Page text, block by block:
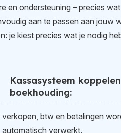
en ondersteuning – precies
aan te passen aan jouw
je kiest precies wat je nodig
Kassasysteem
boekhouding:
verkopen, btw en betalingen
automatisch verwerkt.